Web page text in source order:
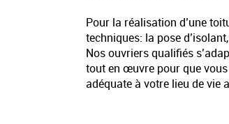
Pour la réalisation d’une
techniques: la pose
Nos ouvriers qualifiés
tout en œuvre pour que
adéquate à votre lieu de vie